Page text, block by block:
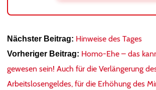
Nächster Beitrag: Hinweise des Tages
Vorheriger Beitrag: Homo-Ehe – das
gewesen sein! Auch für die Verlängerung
Arbeitslosengeldes, für die Erhöhung des